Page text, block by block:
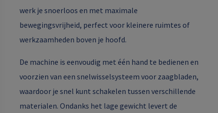
werk je snoerloos en met maximale
bewegingsvrijheid, perfect voor kleinere ruimtes of
werkzaamheden boven je hoofd.
De machine is eenvoudig met één hand te bedienen en
voorzien van een snelwisselsysteem voor zaagbladen,
waardoor je snel kunt schakelen tussen verschillende
materialen. Ondanks het lage gewicht levert de